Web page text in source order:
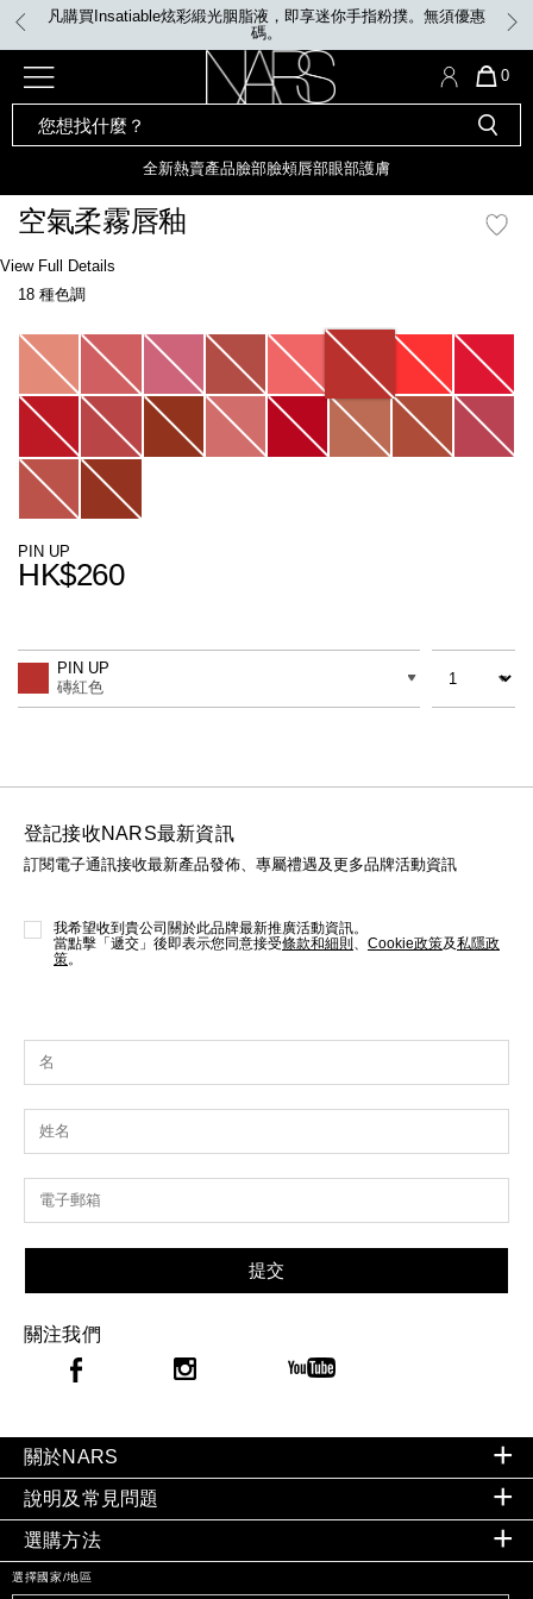
凡購買Insatiable炫彩緞光胭脂液，即享迷你手指粉撲。無須優惠
碼。
選單"
Nars
0
SEARCH
CATALOG
全新熱賣產品臉部臉頰唇部眼部護膚
全新LIGHT REFLECTING™ 原生光
亮肌卸妝油
全新色調LIGHT REFLECTING™ 原
生光幻彩蜜粉餅
全新 INSATIABLE炫彩緞光胭脂液
全新LIGHT REFLECTING™ 原生光
亮肌系列
線上購物禮遇
電子禮品卡
線上虛擬試妝
亮肌卸妝油
彩妝組合及禮品
臉部
唇部
眼部
粉底
胭脂
唇膏
瀏覽全部
熱賣產品
空氣柔霧唇釉
Details
/zh/
Item
999NAC0000114_hk
View Full Details
18 種色調
Variations
PIN UP
HK$260
to
cart
options
Actions
差別
PIN UP
磚紅色
數量
登記接收NARS最新資訊
訂閱電子通訊接收最新產品發佈、專屬禮遇及更多品牌活動資訊
我希望收到貴公司關於此品牌最新推廣活動資訊。
當點擊「遞交」後即表示您同意接受條款和細則 Cookie政策及私隱政
策。
提交
關注我們
關於NARS
說明及常見問題
選購方法
選擇國家/地區